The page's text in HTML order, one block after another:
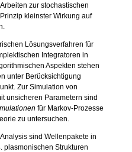
zur stochastischen
kleinster Wirkung auf
Lösungsverfahren für
Integratoren in
Aspekten stehen
unter Berücksichtigung
Zur Simulation von
unsicheren Parametern sind
für Markov-Prozesse
zu untersuchen.
sind Wellenpakete in
plasmonischen Strukturen